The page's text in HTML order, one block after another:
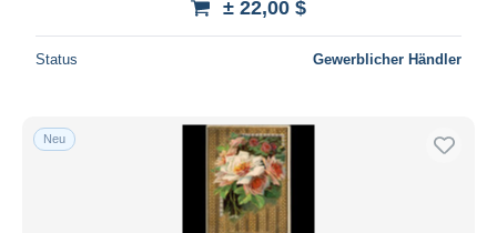
± 22,00 $
Status Gewerblicher Händler
Neu